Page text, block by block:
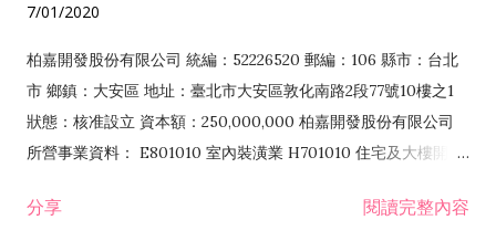
7/01/2020
柏嘉開發股份有限公司 統編：52226520 郵編：106 縣市：台北
市 鄉鎮：大安區 地址：臺北市大安區敦化南路2段77號10樓之1
狀態：核准設立 資本額：250,000,000 柏嘉開發股份有限公司
所營事業資料： E801010 室內裝潢業 H701010 住宅及大樓開發
發業 H703090 不動產買賣業 H703100 不動產租賃業 I503010
分享 閱讀完整內容